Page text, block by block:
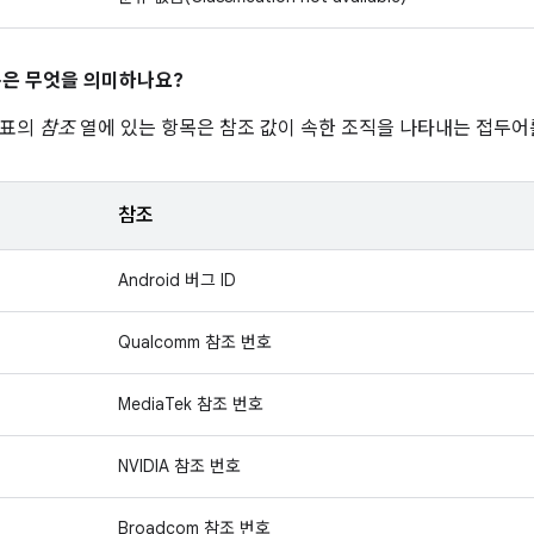
무엇을 의미하나요?
의 참조열에 있는 항목은 참조 값이 속한 조직을 나타내는 접두
참조
Android 버그 ID
Qualcomm 참조 번호
MediaTek 참조 번호
NVIDIA 참조 번호
Broadcom 참조 번호